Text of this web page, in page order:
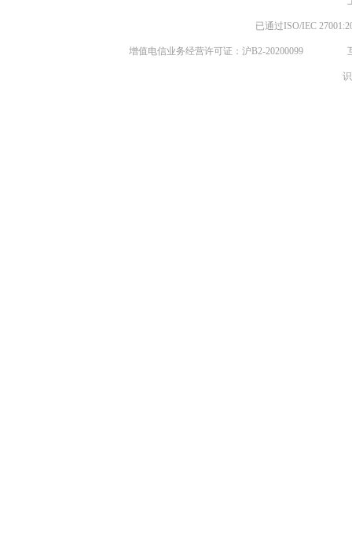
已通过ISO/IEC
增值电信业务经营许可证：沪B2-20200099